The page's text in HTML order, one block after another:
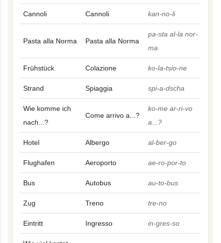
Cannoli Cannoli kan-no-li
Pasta alla Norma Pasta alla Norma
pa-sta al-la nor-
ma
Frühstück Colazione ko-la-tsio-ne
Strand Spiaggia spi-a-dscha
Wie komme ich
nach...?
Come arrivo a...?
ko-me ar-ri-vo
a...?
Hotel Albergo al-ber-go
Flughafen Aeroporto ae-ro-por-to
Bus Autobus au-to-bus
Zug Treno tre-no
Eintritt Ingresso in-gres-so